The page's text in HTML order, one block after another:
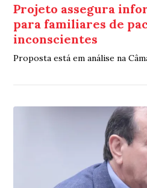
Projeto assegura
para familiares de
inconscientes
Proposta está em análise na